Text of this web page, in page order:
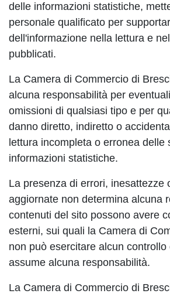
delle informazioni statistiche,
personale qualificato per
dell'informazione nella lettura e
pubblicati.
La Camera di Commercio di
alcuna responsabilità per
omissioni di qualsiasi tipo e per
danno diretto, indiretto o
lettura incompleta o erronea delle
informazioni statistiche.
La presenza di errori, inesattezze
aggiornate non determina alcuna
contenuti del sito possono avere
esterni, sui quali la Camera di
non può esercitare alcun controllo
assume alcuna responsabilità.
La Camera di Commercio di